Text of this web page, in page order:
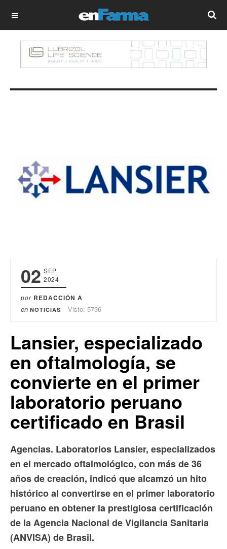
OFF CANVAS
02 SEP
2024
por REDACCIÓN A
en NOTICIAS Visto: 5736
Lansier, especializado
en oftalmología, se
convierte en el primer
laboratorio peruano
certificado en Brasil
Agencias. Laboratorios Lansier, especializados
en el mercado oftalmológico, con más de 36
años de creación, indicó que alcamzó un hito
histórico al convertirse en el primer laboratorio
peruano en obtener la prestigiosa certificación
de la Agencia Nacional de Vigilancia Sanitaria
(ANVISA) de Brasil.